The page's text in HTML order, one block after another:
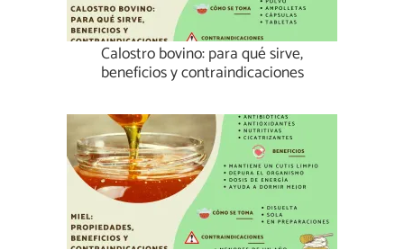
Calostro bovino: para qué sirve,
beneficios y contraindicaciones